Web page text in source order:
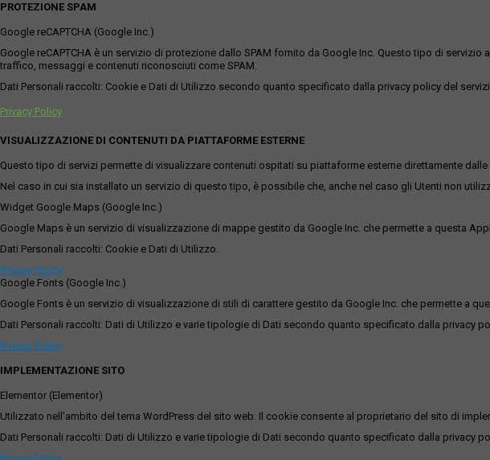
PROTEZIONE SPAM
Google reCAPTCHA (Google Inc.)
Google reCAPTCHA è un servizio di protezione dallo SPAM fornito da Google Inc. Questo tipo di
traffico, messaggi e contenuti riconosciuti come SPAM.
Dati Personali raccolti: Cookie e Dati di Utilizzo secondo quanto specificato dalla privacy policy del
Privacy Policy
VISUALIZZAZIONE DI CONTENUTI DA PIATTAFORME ESTERNE
Questo tipo di servizi permette di visualizzare contenuti ospitati su piattaforme esterne direttamente
Nel caso in cui sia installato un servizio di questo tipo, è possibile che, anche nel caso gli Utenti non
Widget Google Maps (Google Inc.)
Google Maps è un servizio di visualizzazione di mappe gestito da Google Inc. che permette a questa
Dati Personali raccolti: Cookie e Dati di Utilizzo.
Privacy Policy
Google Fonts (Google Inc.)
Google Fonts è un servizio di visualizzazione di stili di carattere gestito da Google Inc. che permette a
Dati Personali raccolti: Dati di Utilizzo e varie tipologie di Dati secondo quanto specificato dalla privacy
Privacy Policy
IMPLEMENTAZIONE SITO
Elementor (Elementor)
Utilizzato nell'ambito del tema WordPress del sito web. Il cookie consente al proprietario del sito di
Dati Personali raccolti: Dati di Utilizzo e varie tipologie di Dati secondo quanto specificato dalla privacy